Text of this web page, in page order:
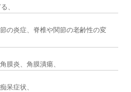
、
の炎症、脊椎や関節の老齢性の変
膜炎、角膜潰瘍、
呆症状、